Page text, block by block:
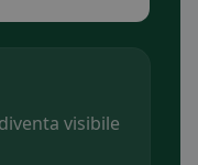
visibile